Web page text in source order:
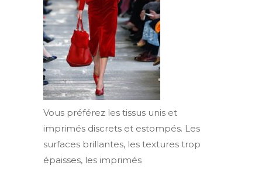
Vous préférez les tissus unis et
imprimés discrets et estompés. Les
surfaces brillantes, les textures trop
épaisses, les imprimés